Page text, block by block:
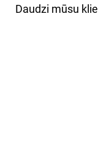
Daudzi mūsu